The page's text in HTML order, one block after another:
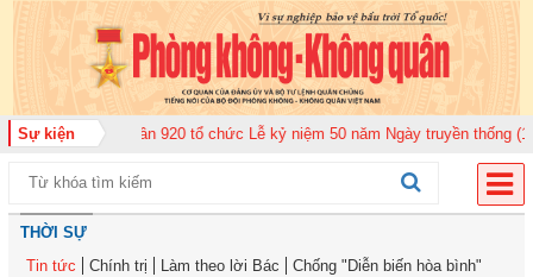
Sự kiện
Không quân 920 tổ chức Lễ kỷ niệm 50 năm Ngày truyền thống (12-11-
THỜI SỰ
Tin tức
Chính trị Làm theo lời Bác Chống "Diễn biến hòa bình"